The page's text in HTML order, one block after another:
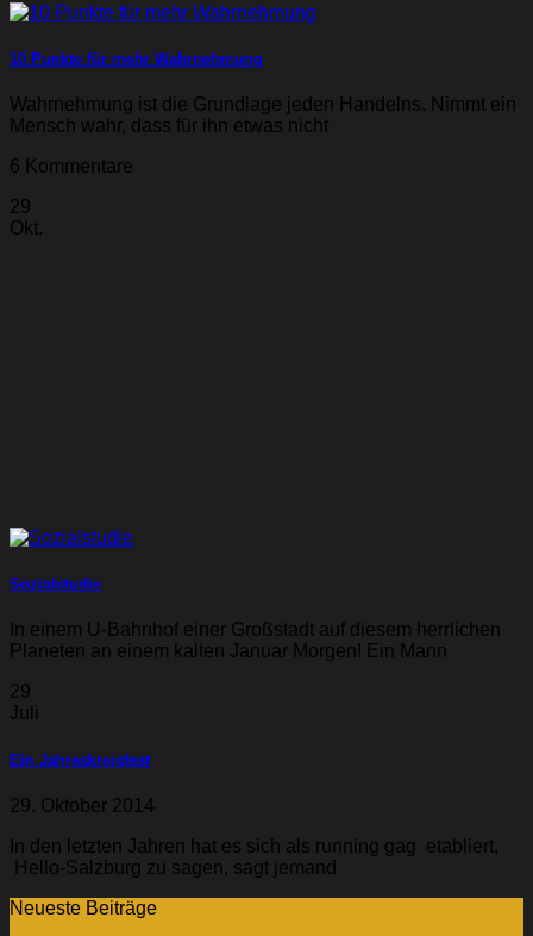
10 Punkte für mehr Wahrnehmung
Wahrnehmung ist die Grundlage jeden Handelns. Nimmt ein
Mensch wahr, dass für ihn etwas nicht
6 Kommentare
29
Okt.
Sozialstudie
In einem U-Bahnhof einer Großstadt auf diesem herrlichen
Planeten an einem kalten Januar Morgen! Ein Mann
29
Juli
Ein Jahreskreisfest
29. Oktober 2014
In den letzten Jahren hat es sich als running gag etabliert,
Hello-Salzburg zu sagen, sagt jemand
Neueste Beiträge